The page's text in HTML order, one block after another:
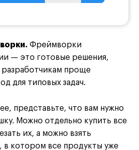
Фреймворки
— это готовые решения,
проще
для типовых задач.
представьте, что вам нужно
Можно отдельно купить все
их, а можно взять
котором все продукты уже